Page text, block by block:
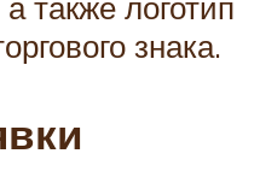
знака.